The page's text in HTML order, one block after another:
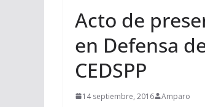
Acto de
en Defensa
CEDSPP
14 septiembre, 2016 Amparo